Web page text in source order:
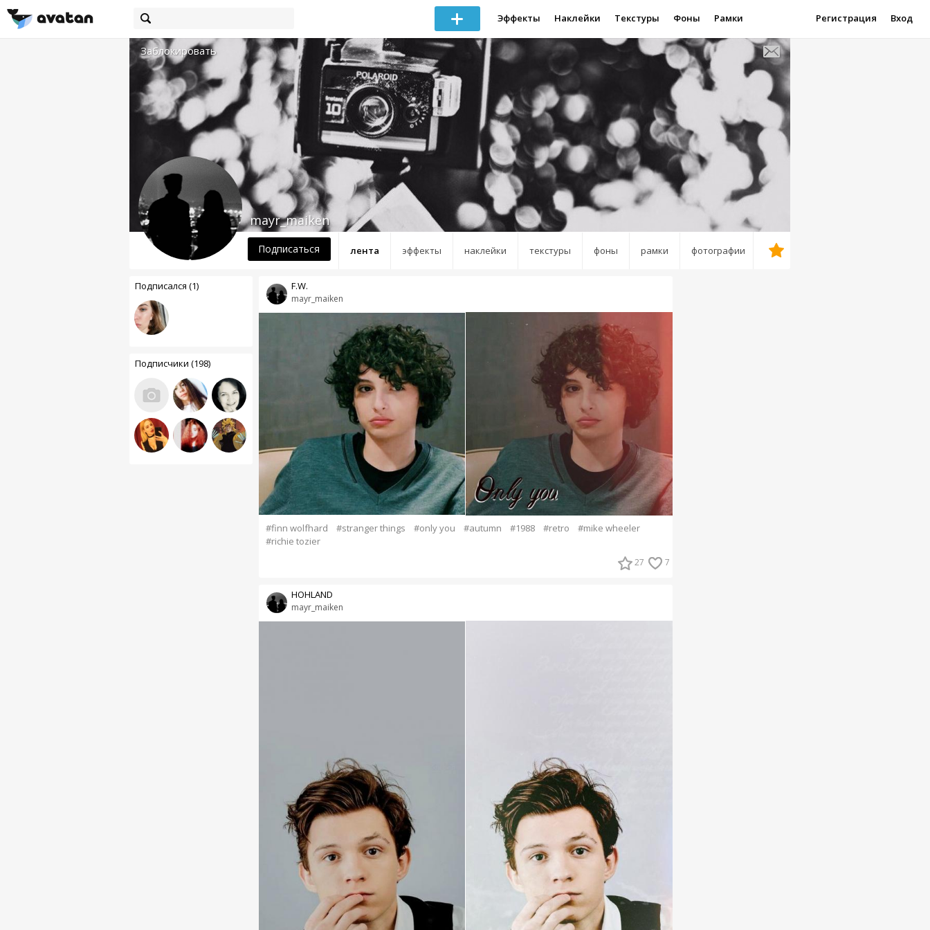
Эффекты Наклейки Текстуры Фоны Рамки Регистрация Вход
Заблокировать
лента эффекты наклейки текстуры фоны рамки фотографии
mayr_maiken
Подписаться
Подписался (1)
Подписчики (198)
mayr_maiken
F.W.
#finn wolfhard #stranger things #only you #autumn #1988 #retro
#mike wheeler
#richie tozier
27 7
mayr_maiken
HOHLAND